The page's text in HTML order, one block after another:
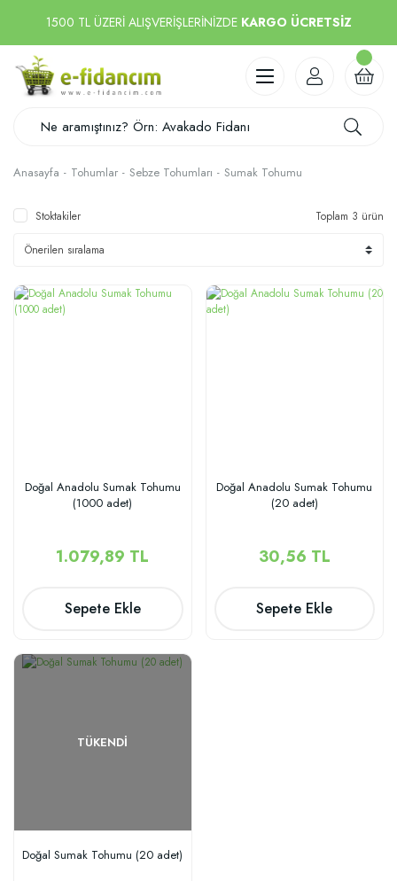
1500 TL ÜZERİ ALIŞVERİŞLERİNİZDE KARGO ÜCRETSİZ
Anasayfa Tohumlar Sebze Tohumları Sumak Tohumu
Stoktakiler Toplam 3 ürün
Doğal Anadolu Sumak Tohumu
(1000 adet)
1.079,89 TL
Sepete Ekle
Doğal Anadolu Sumak Tohumu
(20 adet)
30,56 TL
Sepete Ekle
TÜKENDI
Doğal Sumak Tohumu (20 adet)